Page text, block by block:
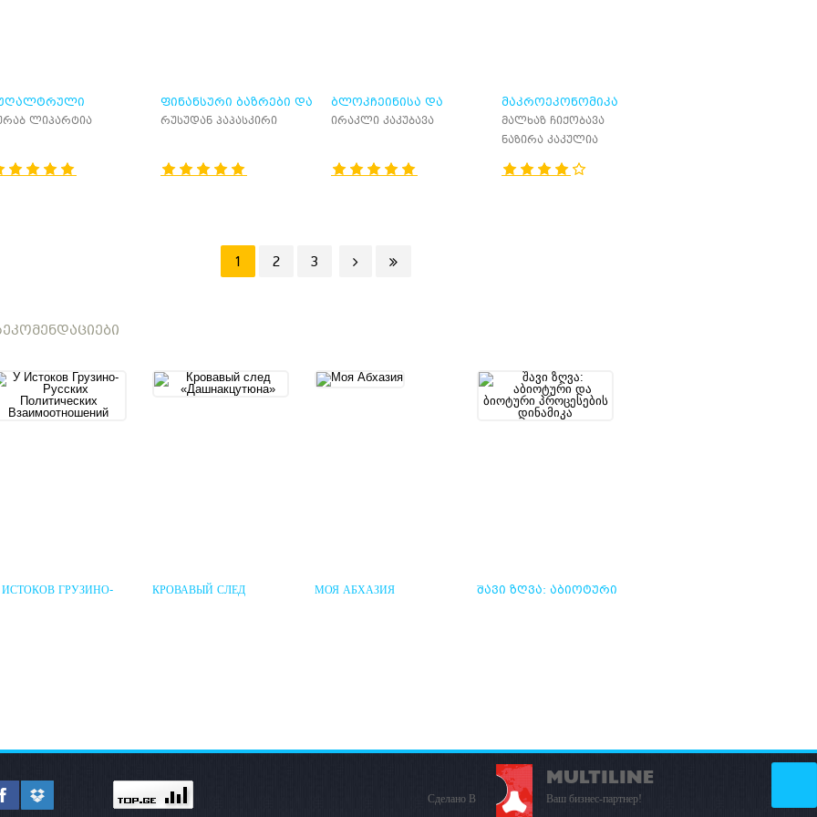
ᲓᲐ
ლიპარტია
ᲤᲘᲜᲐᲜᲡᲣᲠᲘ ᲑᲐᲖᲠᲔᲑᲘ ᲓᲐ
ᲤᲘᲜᲐᲜᲡᲣᲠᲘ
რუსუდან პაპასკირი
ᲑᲚᲝᲙᲩᲔᲘᲜᲘᲡᲐ ᲓᲐ
ᲙᲠᲘᲞᲢᲝᲕᲐᲚᲣᲢᲘᲡ
ირაკლი კაკუბავა
ᲛᲐᲙᲠᲝᲔᲙᲝᲜᲝᲛᲘᲙᲐ
მალხაზ ჩიქობავა
ნაზირა კაკულია
1 2 3
ГРУЗИНО-
КРОВАВЫЙ СЛЕД
МОЯ АБХАЗИЯ
ᲨᲐᲕᲘ ᲖᲦᲕᲐ: ᲐᲑᲘᲝᲢᲣᲠᲘ
Сделано В
MULTILINE
Ваш бизнес-партнер!